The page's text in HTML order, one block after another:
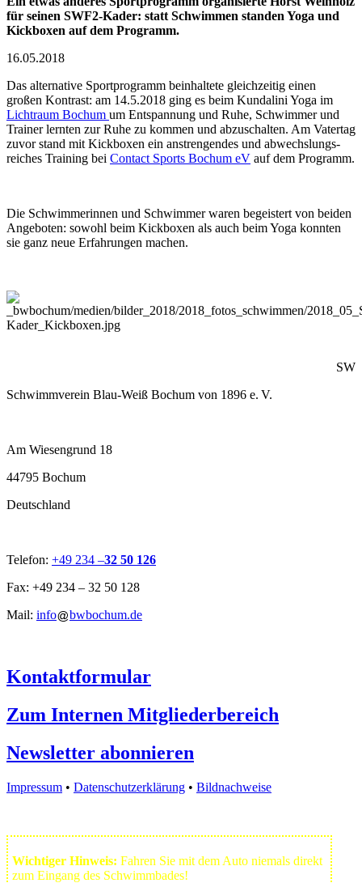
für seinen SWF2-Kader: statt Schwimmen standen Yoga und
Kickboxen auf dem Programm.
16.05.2018
Das alternative Sport­programm beinhaltete gleichzeitig einen
großen Kontrast: am 14.5.2018 ging es beim Kundalini Yoga im
Lichtraum Bochum um Entspannung und Ruhe, Schwimmer und
Trainer lernten zur Ruhe zu kommen und abzuschalten. Am Vatertag
zuvor stand mit Kickboxen ein anstrengendes und abwechslungs­
reiches Training bei Contact Sports Bochum eV auf dem Programm.
Die Schwimmerinnen und Schwimmer waren begeistert von beiden
Angeboten: sowohl beim Kickboxen als auch beim Yoga konnten
sie ganz neue Erfahrungen machen.
SW
Schwimmverein Blau-Weiß Bochum von 1896 e. V.
Am Wiesengrund 18
44795 Bochum
Deutschland
Telefon: +49 234 –32 50 126
Fax: +49 234 – 32 50 128
Mail: info bwbochum.de
Kontaktformular
Zum Internen Mitgliederbereich
Newsletter abonnieren
Impressum • Datenschutzerklärung • Bildnachweise
Wichtiger Hinweis: Fahren Sie mit dem Auto niemals direkt
zum Eingang des Schwimmbades!